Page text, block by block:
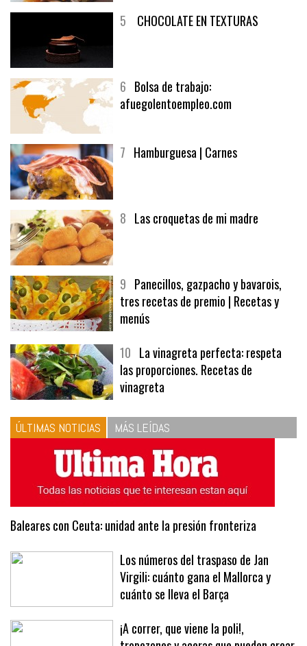
6Bolsa de trabajo:
9Panecillos, gazpacho y bavarois,
tres recetas de premio | Recetas y
menús
10La vinagreta perfecta: respeta
las proporciones. Recetas de
vinagreta
ÚLTIMAS NOTICIAS MÁS LEÍDAS
Baleares con Ceuta: unidad ante la presión fronteriza
Los números del traspaso de Jan
Virgili: cuánto gana el Mallorca y
cuánto se lleva el Barça